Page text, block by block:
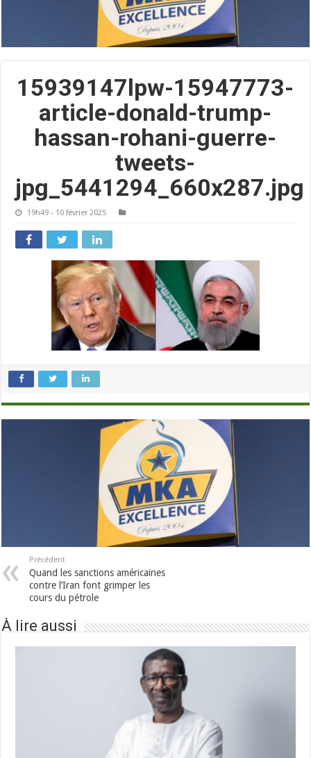
15939147lpw-15947773-
article-donald-trump-
hassan-rohani-guerre-
tweets-
jpg_5441294_660x287.jpg
19h49 - 10 février 2025
Précédent
Quand les sanctions américaines
contre l’Iran font grimper les
cours du pétrole
À lire aussi